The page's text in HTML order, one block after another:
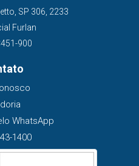
SP 306, 2233
Furlan
900
WhatsApp
1400